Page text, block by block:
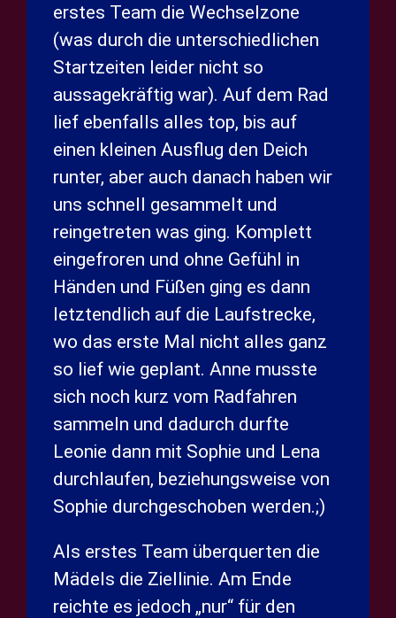
erstes Team die Wechselzone
(was durch die unterschiedlichen
Startzeiten leider nicht so
aussagekräftig war). Auf dem Rad
lief ebenfalls alles top, bis auf
einen kleinen Ausflug den Deich
runter, aber auch danach haben wir
uns schnell gesammelt und
reingetreten was ging. Komplett
eingefroren und ohne Gefühl in
Händen und Füßen ging es dann
letztendlich auf die Laufstrecke,
wo das erste Mal nicht alles ganz
so lief wie geplant. Anne musste
sich noch kurz vom Radfahren
sammeln und dadurch durfte
Leonie dann mit Sophie und Lena
durchlaufen, beziehungsweise von
Sophie durchgeschoben werden.;)
Als erstes Team überquerten die
Mädels die Ziellinie. Am Ende
reichte es jedoch „nur“ für den